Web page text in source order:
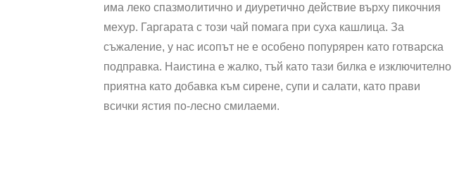
има леко спазмолитично и диуретично действие върху пикочния
мехур. Гаргарата с този чай помага при суха кашлица. За
съжаление, у нас исопът не е особено попурярен като готварска
подправка. Наистина е жалко, тъй като тази билка е изключително
приятна като добавка към сирене, супи и салати, като прави
всички ястия по-лесно смилаеми.